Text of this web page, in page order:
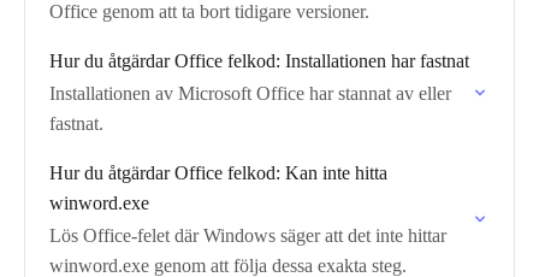
Office genom att ta bort tidigare versioner.
Hur du åtgärdar Office felkod: Installationen har fastnat
Installationen av Microsoft Office har stannat av eller
fastnat.
Hur du åtgärdar Office felkod: Kan inte hitta
winword.exe
Lös Office-felet där Windows säger att det inte hittar
winword.exe genom att följa dessa exakta steg.